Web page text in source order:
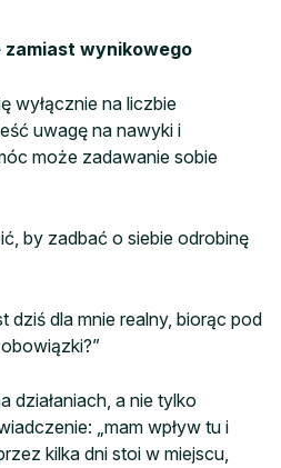
zamiast wynikowego
wyłącznie na liczbie
uwagę na nawyki i
może zadawanie sobie
by zadbać o siebie odrobinę
dziś dla mnie realny, biorąc pod
działaniach, a nie tylko
„mam wpływ tu i
kilka dni stoi w miejscu,